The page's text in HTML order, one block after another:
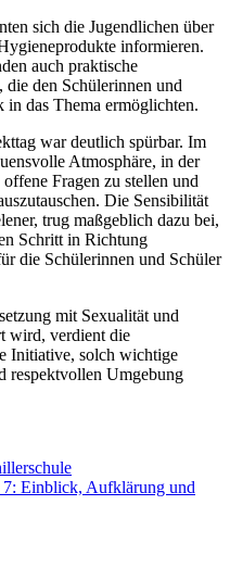
sich die Jugendlichen über
informieren.
auch praktische
den Schülerinnen und
in das Thema ermöglichten.
war deutlich spürbar. Im
Atmosphäre, in der
Fragen zu stellen und
Die Sensibilität
trug maßgeblich dazu bei,
Schritt in Richtung
die Schülerinnen und Schüler
mit Sexualität und
wird, verdient die
Initiative, solch wichtige
respektvollen Umgebung
7: Einblick, Aufklärung und